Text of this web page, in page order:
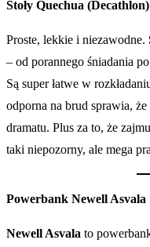
Stoły Quechua (Decathlon)
Proste, lekkie i niezawodne.
– od porannego śniadania
Są super łatwe w
odporna na brud sprawia,
dramatu. Plus za to, że
taki niepozorny, ale mega
Powerbank Newell Asvala
Newell Asvala to